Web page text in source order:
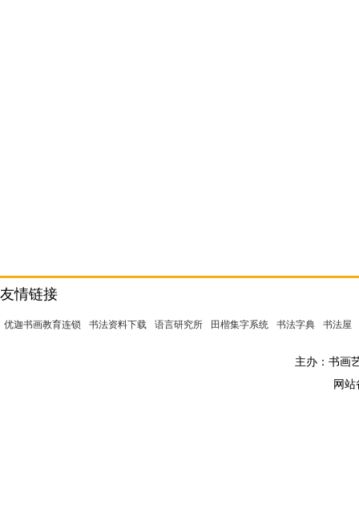
友情链接
优迦书画教育连锁 书法资料下载 语言研究所 田楷集字系统 书法字典 书法屋
主办：书画
网